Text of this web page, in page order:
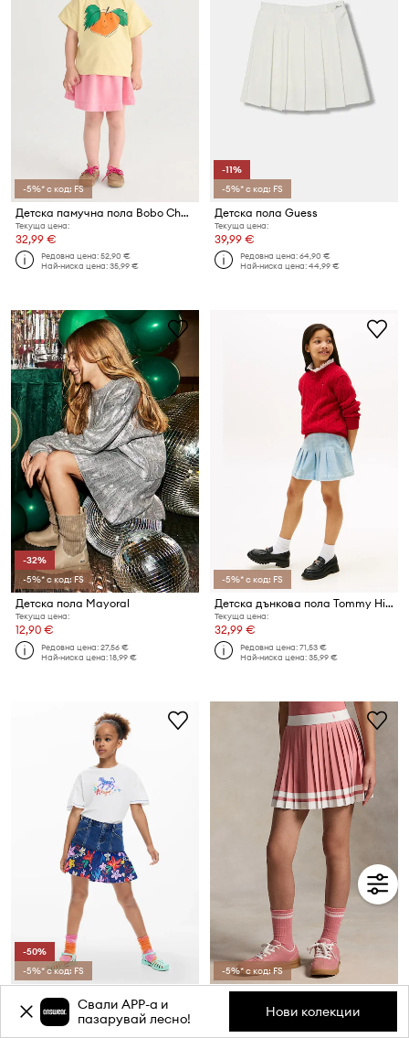
-5%* с код: FS
Детска памучна пола Bobo Choses
Текуща цена:
32,99 €
Редовна цена:52,90 €
Най-ниска цена:35,99 €
-11%
-5%* с код: FS
Детска пола Guess
Текуща цена:
39,99 €
Редовна цена:64,90 €
Най-ниска цена:44,99 €
-32%
-5%* с код: FS
Детска пола Mayoral
Текуща цена:
12,90 €
Редовна цена:27,56 €
Най-ниска цена:18,99 €
-5%* с код: FS
Детска дънкова пола Tommy Hilfiger
Текуща цена:
32,99 €
Редовна цена:71,53 €
Най-ниска цена:35,99 €
-50%
-5%* с код: FS
Текуща цена:
31,99 €
-5%* с код: FS
Polo Ralph Lauren плисирана пола
Текуща цена:
Свали APP-a и
пазарувай лесно!
Нови колекции